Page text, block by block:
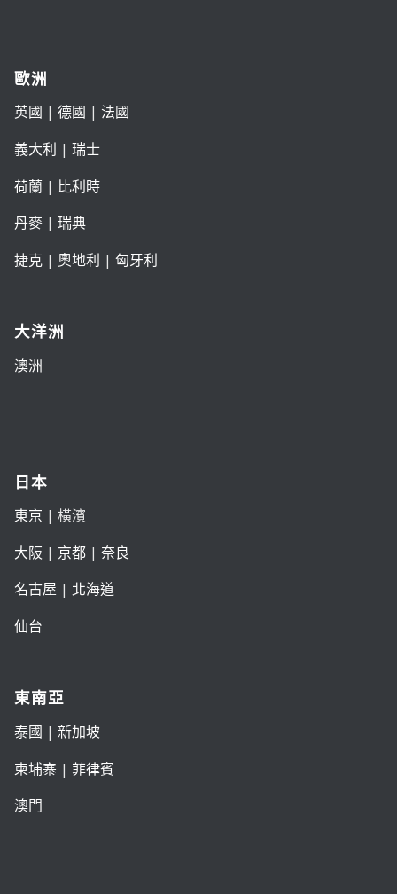
歐洲
英國 | 德國 | 法國
義大利 | 瑞士
荷蘭| 比利時
丹麥| 瑞典
捷克| 奧地利 | 匈牙利
大洋洲
澳洲
日本
東京 | 橫濱
大阪 | 京都| 奈良
名古屋 | 北海道
仙台
東南亞
泰國 | 新加坡
柬埔寨 | 菲律賓
澳門